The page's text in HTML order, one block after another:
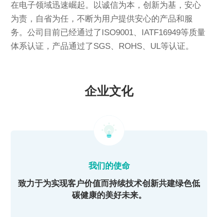
在电子领域迅速崛起。以诚信为本，创新为基，安心
为责，自省为任，不断为用户提供安心的产品和服
务。公司目前已经通过了ISO9001、IATF16949等质量
体系认证，产品通过了SGS、ROHS、UL等认证。
企业文化
我们的使命
致力于为实现客户价值而持续技术创新共建绿色低
碳健康的美好未来。